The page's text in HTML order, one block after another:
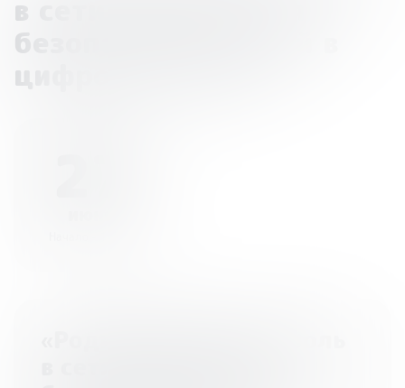
в сети: финансовая
безопасность детей в
цифровом мире»